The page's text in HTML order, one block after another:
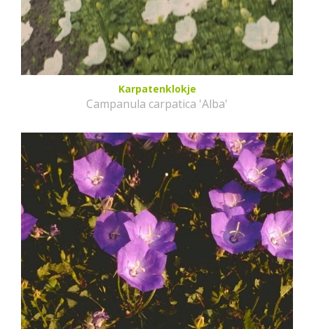
Karpatenklokje
Campanula carpatica 'Alba'